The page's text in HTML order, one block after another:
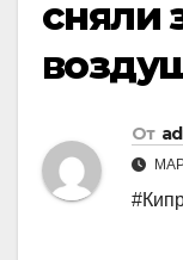
сняли
От